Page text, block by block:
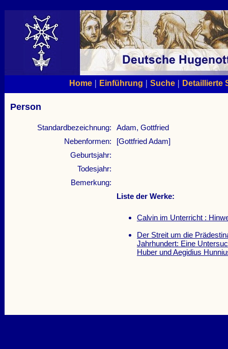
Home| Einführung | Suche| Detaillierte
Person
Standardbezeichnung:
Adam, Gottfried
Nebenformen:
[Gottfried Adam]
Geburtsjahr:
Todesjahr:
Bemerkung:
Liste der Werke:
Calvin im Unterricht :
Der Streit um die
Jahrhundert: Eine
Huber und Aegidius